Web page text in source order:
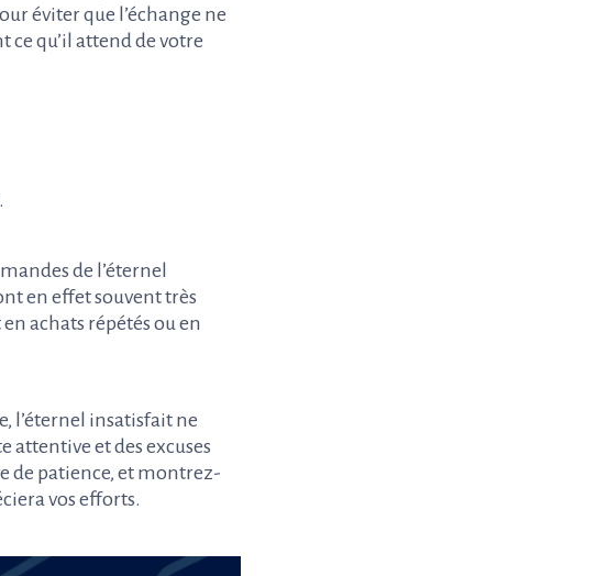
éviter que l’échange ne
ce qu’il attend de votre
de l’éternel
en effet souvent très
achats répétés ou en
l’éternel insatisfait ne
et des excuses
de patience, et montrez-
vos efforts.